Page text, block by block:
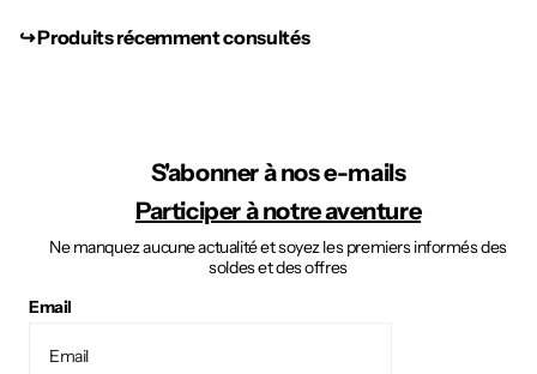
↪︎ Produits récemment consultés
S'abonner à nos e-mails
Participer à notre aventure
Ne manquez aucune actualité et soyez les premiers informés des
soldes et des offres
Email